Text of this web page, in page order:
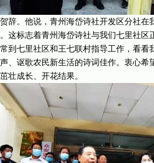
辞。他说，青州海岱诗社开发区分社在
这标志着青州海岱诗社与我们七里社区
到七里社区和王七联村指导工作，看看
、讴歌农民新生活的诗词佳作。衷心希
壮成长、开花结果。